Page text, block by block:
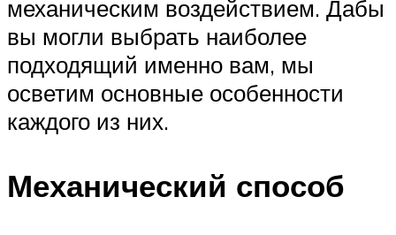
механическим воздействием. Дабы
вы могли выбрать наиболее
подходящий именно вам, мы
осветим основные особенности
каждого из них.
Механический способ